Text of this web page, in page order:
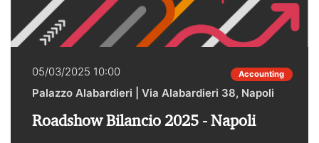
modenesi, esploreremo le opportunità offerte
dall’intelligenza artificiale e dalla digitalizzazione
quali leve strategiche per stimolare la crescita e
territorio.Seguirà Cocktail.L’evento è stato
accreditato ai fini della formazione professionale
continua degli iscritti all’ODCEC. Le iscrizioni
all'evento sono chiuse, sarà possibile accreditarsi
05/03/2025 10:00 Accounting
Palazzo Alabardieri | Via Alabardieri 38, Napoli
Roadshow Bilancio 2025 - Napoli